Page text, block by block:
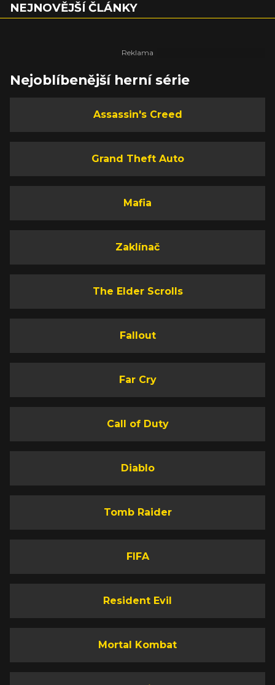
NEJNOVĚJŠÍ ČLÁNKY
Nejoblíbenější herní série
Assassin's Creed
Grand Theft Auto
Mafia
Zaklínač
The Elder Scrolls
Fallout
Far Cry
Call of Duty
Diablo
Tomb Raider
FIFA
Resident Evil
Mortal Kombat